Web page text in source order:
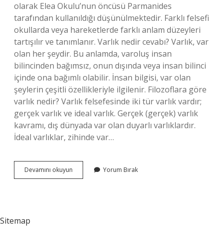
olarak Elea Okulu’nun öncüsü Parmanides
tarafından kullanıldığı düşünülmektedir. Farklı felsefi
okullarda veya hareketlerde farklı anlam düzeyleri
tartışılır ve tanımlanır. Varlık nedir cevabı? Varlık, var
olan her şeydir. Bu anlamda, varoluş insan
bilincinden bağımsız, onun dışında veya insan bilinci
içinde ona bağımlı olabilir. İnsan bilgisi, var olan
şeylerin çeşitli özellikleriyle ilgilenir. Filozoflara göre
varlık nedir? Varlık felsefesinde iki tür varlık vardır;
gerçek varlık ve ideal varlık. Gerçek (gerçek) varlık
kavramı, dış dünyada var olan duyarlı varlıklardır.
İdeal varlıklar, zihinde var…
Devamını okuyun
Nedir
Yorum Bırak
Sitemap